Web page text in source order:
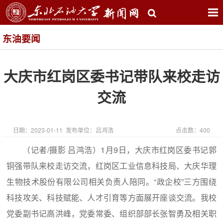
东油要闻
大庆市红岗区委书记带队来校走访
交流
日期：2023-01-11 发布单位：吕鸿浩 点击数： 400
（记者/摄影 吕鸿浩）1月9日，大庆市红岗区委书记郭
铜强带队来校走访交流，红岗区工业信息科技局、大庆华理
生物技术股份有限公司相关负责人陪同。“政企校”三方围绕
科技攻关、科技赋能、人才引育等方面展开座谈交流。我校
党委副书记高洪峰，党委常委、组织部部长张智勇及相关职